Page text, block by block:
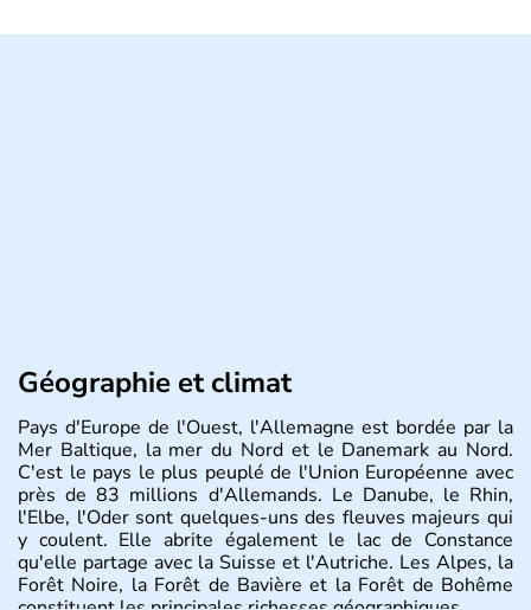
Géographie et climat
Pays d'Europe de l'Ouest, l'Allemagne est bordée par la
Mer Baltique, la mer du Nord et le Danemark au Nord.
C'est le pays le plus peuplé de l'Union Européenne avec
près de 83 millions d'Allemands. Le Danube, le Rhin,
l'Elbe, l'Oder sont quelques-uns des fleuves majeurs qui
y coulent. Elle abrite également le lac de Constance
qu'elle partage avec la Suisse et l'Autriche. Les Alpes, la
Forêt Noire, la Forêt de Bavière et la Forêt de Bohême